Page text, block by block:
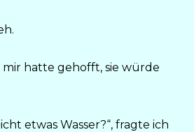
mir hatte gehofft, sie würde
etwas Wasser?“, fragte ich